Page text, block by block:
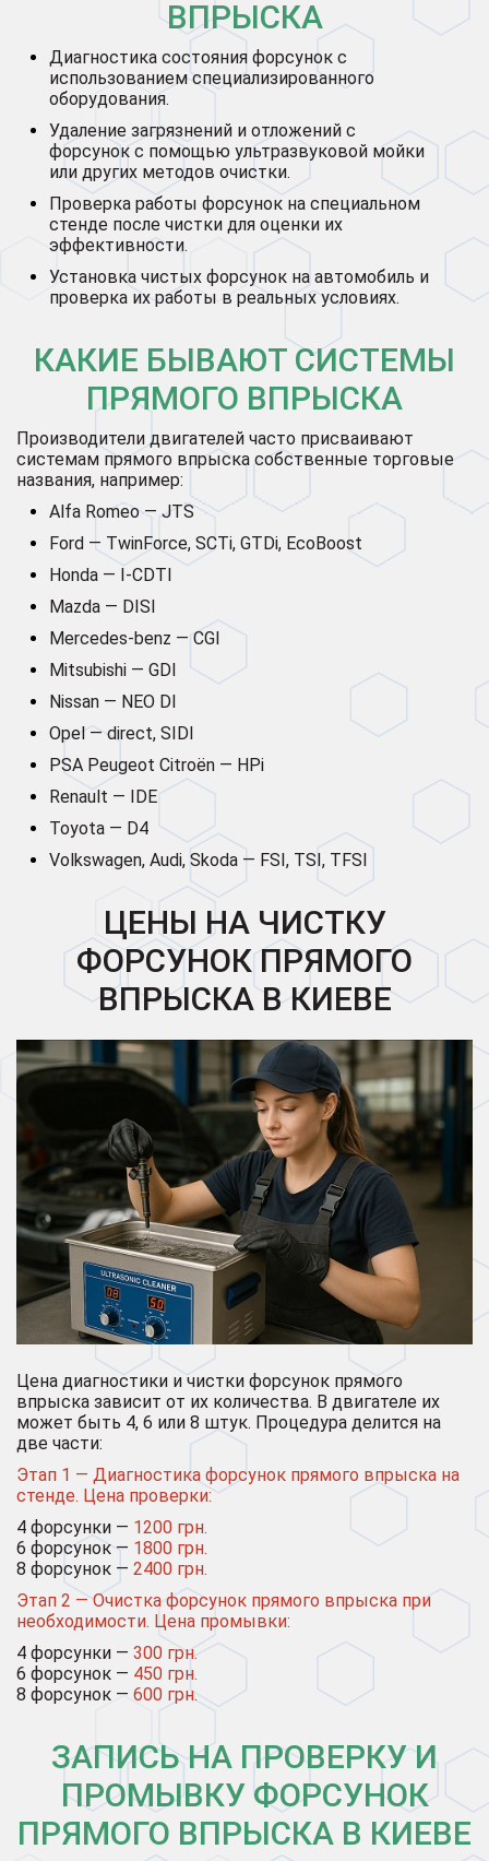
ВПРЫСКА
Диагностика состояния форсунок с
использованием специализированного
оборудования.
Удаление загрязнений и отложений с
форсунок с помощью ультразвуковой мойки
или других методов очистки.
Проверка работы форсунок на специальном
стенде после чистки для оценки их
эффективности.
Установка чистых форсунок на автомобиль и
проверка их работы в реальных условиях.
КАКИЕ БЫВАЮТ СИСТЕМЫ
ПРЯМОГО ВПРЫСКА
Производители двигателей часто присваивают
системам прямого впрыска собственные торговые
названия, например:
Alfa Romeo — JTS
Ford — TwinForce, SCTi, GTDi, EcoBoost
Honda — I-CDTI
Mazda — DISI
Mercedes-benz — CGI
Mitsubishi — GDI
Nissan — NEO DI
Opel — direct, SIDI
PSA Peugeot Citroën — HPi
Renault — IDE
Toyota — D4
Volkswagen, Audi, Skoda — FSI, TSI, TFSI
ЦЕНЫ НА ЧИСТКУ
ФОРСУНОК ПРЯМОГО
ВПРЫСКА В КИЕВЕ
Цена диагностики и чистки форсунок прямого
впрыска зависит от их количества. В двигателе их
может быть 4, 6 или 8 штук. Процедура делится на
две части:
Этап 1 — Диагностика форсунок прямого впрыска на
стенде. Цена проверки:
4 форсунки — 1200 грн.
6 форсунок — 1800 грн.
8 форсунок — 2400 грн.
Этап 2 — Очистка форсунок прямого впрыска при
необходимости. Цена промывки:
4 форсунки — 300 грн.
6 форсунок — 450 грн.
8 форсунок — 600 грн.
ЗАПИСЬ НА ПРОВЕРКУ И
ПРОМЫВКУ ФОРСУНОК
ПРЯМОГО ВПРЫСКА В КИЕВЕ